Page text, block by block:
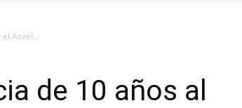
Asvel...
de 10 años al